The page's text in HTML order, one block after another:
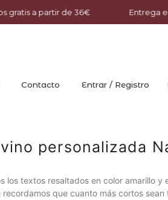
gratis a partir de 36€ Entrega
Contacto Entrar / Registro
personalizada
los textos resaltados en color amarillo y
que cuanto más cortos sean